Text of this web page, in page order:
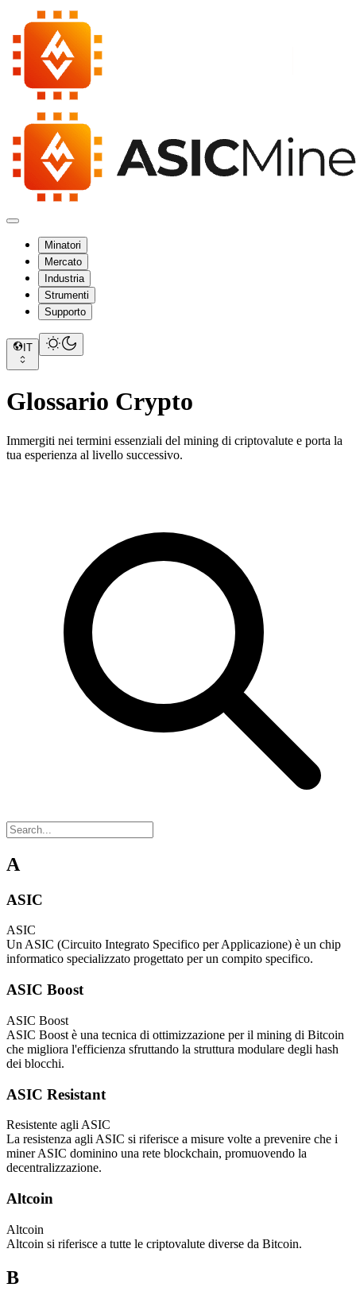
Minatori
Mercato
Industria
Strumenti
Supporto
IT
Glossario Crypto
Immergiti nei termini essenziali del mining di criptovalute e porta la
tua esperienza al livello successivo.
A
ASIC
ASIC
Un ASIC (Circuito Integrato Specifico per Applicazione) è un chip
informatico specializzato progettato per un compito specifico.
ASIC Boost
ASIC Boost
ASIC Boost è una tecnica di ottimizzazione per il mining di Bitcoin
che migliora l'efficienza sfruttando la struttura modulare degli hash
dei blocchi.
ASIC Resistant
Resistente agli ASIC
La resistenza agli ASIC si riferisce a misure volte a prevenire che i
miner ASIC dominino una rete blockchain, promuovendo la
decentralizzazione.
Altcoin
Altcoin
Altcoin si riferisce a tutte le criptovalute diverse da Bitcoin.
B